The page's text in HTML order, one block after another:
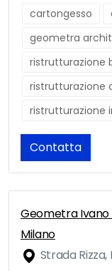
cartongesso
geometra
ristrutturazione
ristrutturazione
ristrutturazione
Contatta
Geometra Ivano
Milano
Strada Rizza,